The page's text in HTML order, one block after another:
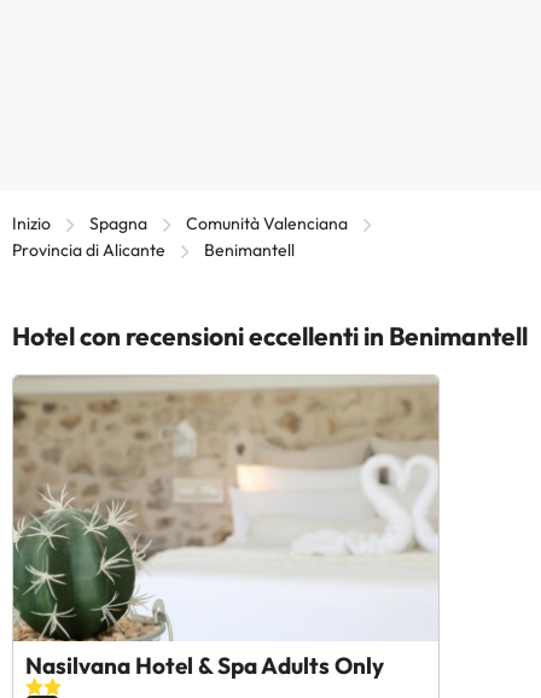
Inizio Spagna
Comunità Valenciana
Provincia di Alicante
Benimantell
Hotel con recensioni eccellenti in Benimantell
Nasilvana Hotel & Spa Adults Only